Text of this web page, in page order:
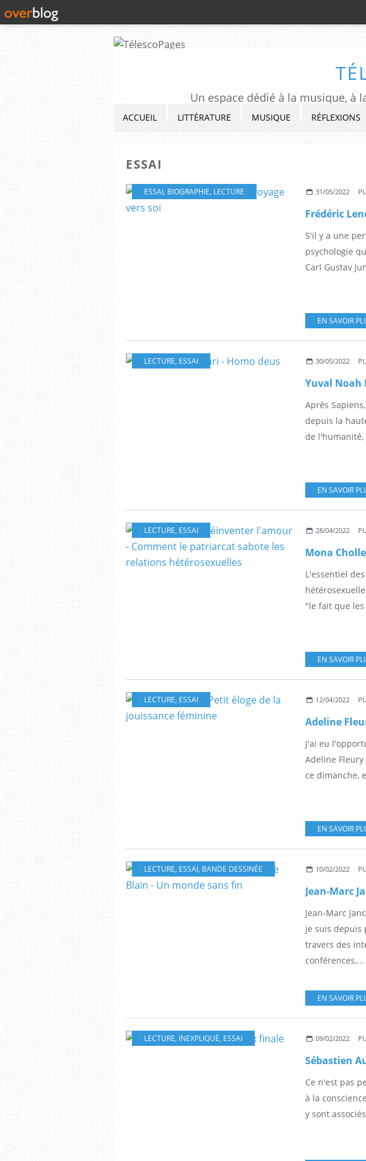
Un espace dédié à la musique, à
ACCUEIL LITTÉRATURE MUSIQUE RÉFLEXIONS
ESSAI
ESSAI, BIOGRAPHIE, LECTURE 31/05/2022
S'il y a une
psychologie
Carl Gustav
EN SAVOIR
LECTURE, ESSAI 30/05/2022
Yuval Noah
Après
depuis la
de l'humanité,
EN SAVOIR
LECTURE, ESSAI 28/04/2022
L'essentiel
"le fait que
EN SAVOIR
LECTURE, ESSAI 12/04/2022
J'ai eu
Adeline
ce dimanche,
EN SAVOIR
LECTURE, ESSAI, BANDE DESSINÉE 10/02/2022
Jean-Marc
je suis depuis
travers des
conférences,...
EN SAVOIR
LECTURE, INEXPLIQUÉ, ESSAI 09/02/2022
Sébastien
Ce n'est pas
à la
y sont